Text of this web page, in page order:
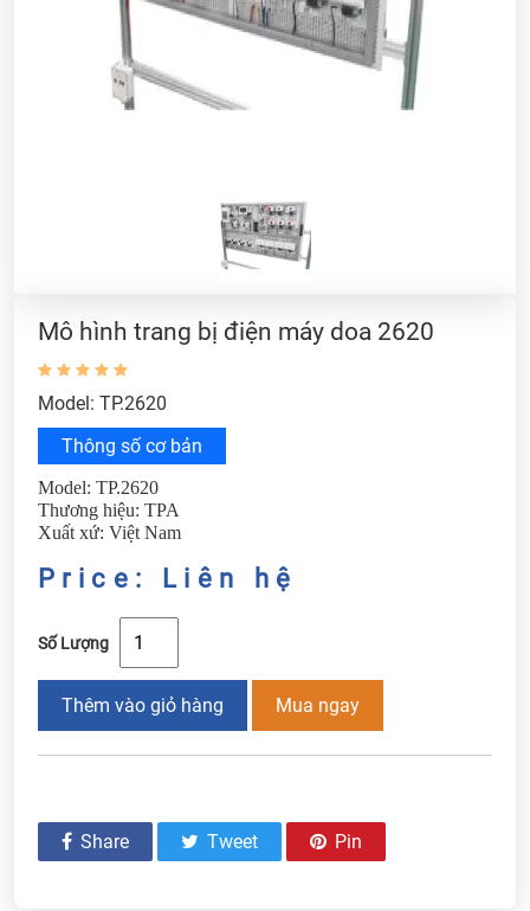
Mô hình trang bị điện máy doa 2620
Model: TP.2620
Thông số cơ bản
Model: TP.2620
Thương hiệu: TPA
Xuất xứ: Việt Nam
Price: Liên hệ
Số Lượng
Thêm vào giỏ hàng Mua ngay
Share Tweet Pin